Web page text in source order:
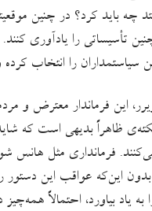
چه باید کرد؟ در چنین
تأسیساتی را یادآوری
را انتخاب کرده و
ظاهراً بدیهی است که
فرمانداری مثل هانس
بدون این‌که عواقب این
به یاد بیاورد، احتمالاً